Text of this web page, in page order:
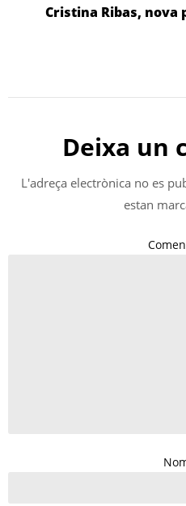
Cristina Ribas, nova
Deixa un
L'adreça electrònica no es
estan